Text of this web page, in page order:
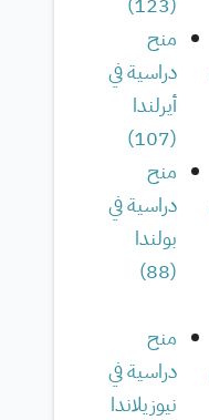
منح
دراسية في
أيرلندا
(
107
)
منح
دراسية في
بولندا
(
88
)
منح
دراسية في
نيوزيلاندا